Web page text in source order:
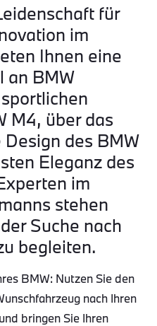
für
im
Ihnen eine
an BMW
M4, über das
des BMW
Eleganz des
im
stehen
Suche nach
begleiten.
BMW: Nutzen Sie den
nach Ihren
bringen Sie Ihren